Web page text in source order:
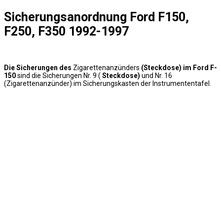
Sicherungsanordnung Ford F150,
F250, F350 1992-1997
Die Sicherungen des Zigarettenanzünders (Steckdose) im Ford F-
150sind die Sicherungen Nr. 9 (Steckdose) und Nr. 16
(Zigarettenanzünder) im Sicherungskasten der Instrumententafel.